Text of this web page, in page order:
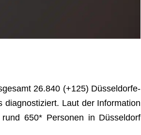
26.840 (+125) Düs­sel­dor­fe­
Laut der Infor­ma­tion
650* Per­so­nen in Düs­sel­dorf